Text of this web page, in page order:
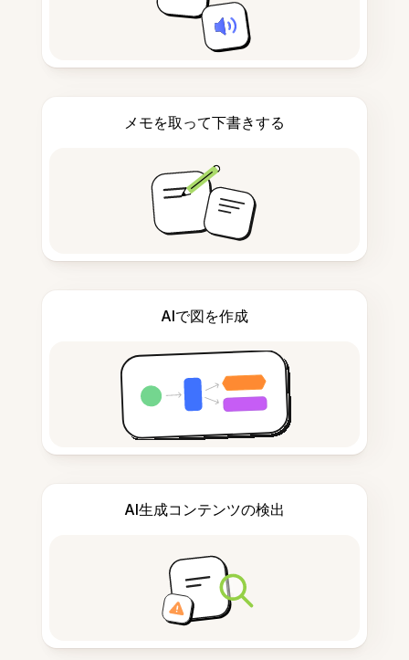
メモを取って下書きする
AIで図を作成
AI生成コンテンツの検出